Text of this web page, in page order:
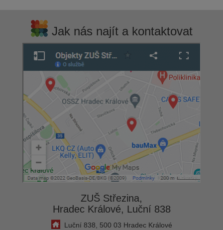
Jak nás najít a kontaktovat
ZUŠ Střezina,
Hradec Králové, Luční 838
Luční 838, 500 03 Hradec Králové